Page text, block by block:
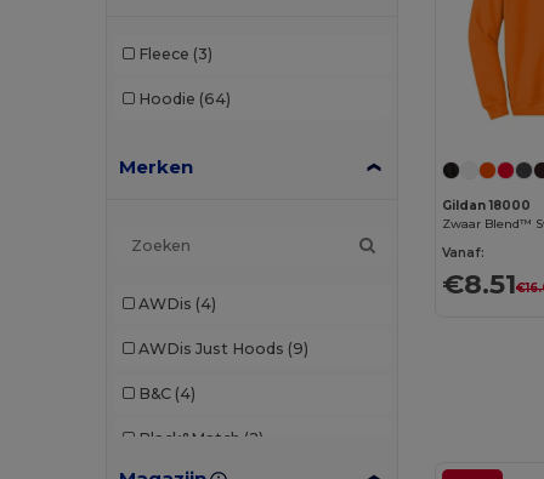
Fleece (3)
Hoodie (64)
Merken
AWDis (4)
AWDis Just Hoods (9)
B&C (4)
Black&Match (2)
Gildan 18000
Zwaar Blend™
Vanaf:
€8.51